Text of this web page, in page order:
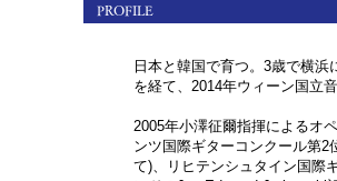
PROFILE
日本と韓国で育つ。3歳で横
を経て、2014年ウィーン国立
2005年小澤征爾指揮によるオ
ンツ国際ギターコンクール第2
て)、リヒテンシュタイン国際